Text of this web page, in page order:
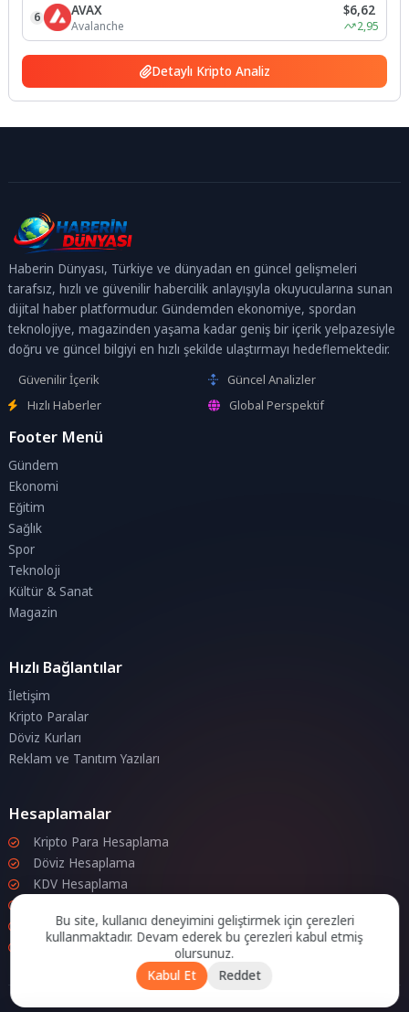
6 AVAX
Avalanche
$6,62
2,95
Detaylı Kripto Analiz
Haberin Dünyası, Türkiye ve dünyadan en güncel gelişmeleri
tarafsız, hızlı ve güvenilir habercilik anlayışıyla okuyucularına sunan
dijital haber platformudur. Gündemden ekonomiye, spordan
teknolojiye, magazinden yaşama kadar geniş bir içerik yelpazesiyle
doğru ve güncel bilgiyi en hızlı şekilde ulaştırmayı hedeflemektedir.
Güvenilir İçerik
Güncel Analizler
Hızlı Haberler
Global Perspektif
Footer Menü
Gündem
Ekonomi
Eğitim
Sağlık
Spor
Teknoloji
Kültür & Sanat
Magazin
Hızlı Bağlantılar
İletişim
Kripto Paralar
Döviz Kurları
Reklam ve Tanıtım Yazıları
Hesaplamalar
Kripto Para Hesaplama
Döviz Hesaplama
KDV Hesaplama
Zam Hesaplama
Bileşik Hesaplama
Bu site, kullanıcı deneyimini geliştirmek için çerezleri
kullanmaktadır. Devam ederek bu çerezleri kabul etmiş
olursunuz.
Kabul Et
Reddet